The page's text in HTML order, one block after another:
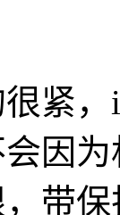
紧，
因
带